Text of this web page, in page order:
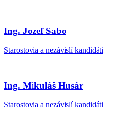
Ing. Jozef Sabo
Starostovia a nezávislí kandidáti
Ing. Mikuláš Husár
Starostovia a nezávislí kandidáti